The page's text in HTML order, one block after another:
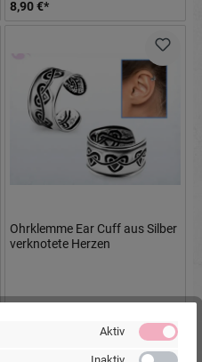
8,90 €*
Ohrklemme Ear Cuff aus Silber
verknotete Herzen
Aktiv